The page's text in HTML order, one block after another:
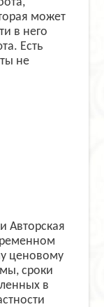
может
в него
Есть
не
Авторская
ценовому
сроки
в